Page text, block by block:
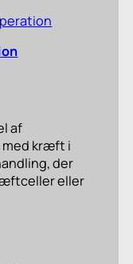
af
med kræft i
der
eller